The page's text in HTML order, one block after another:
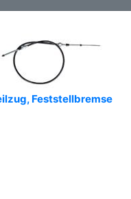
Feststellbremse